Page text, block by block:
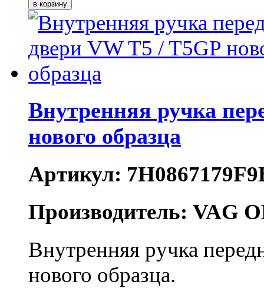
Внутренняя ручка
нового образца
Артикул:
Производитель: VAG
Внутренняя ручка
нового образца.